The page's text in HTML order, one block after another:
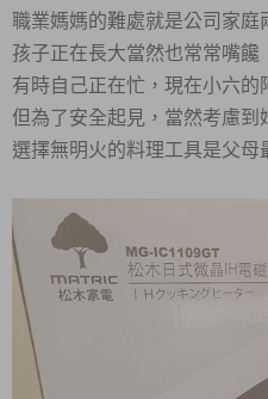
職業媽媽的難處就是公司家庭
孩子正在長大當然也常常嘴饞
有時自己正在忙，現在小六的
但為了安全起見，當然考慮到
選擇無明火的料理工具是父母